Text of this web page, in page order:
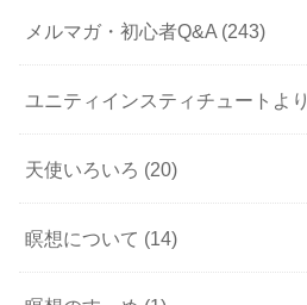
メルマガ・初心者Q&A (243)
ユニティインスティチュートより
天使いろいろ (20)
瞑想について (14)